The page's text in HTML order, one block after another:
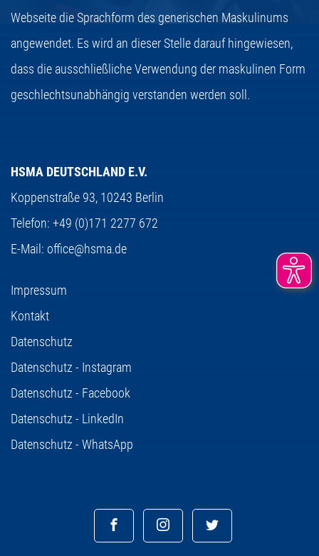
Webseite die Sprachform des generischen Maskulinums
angewendet. Es wird an dieser Stelle darauf hingewiesen,
dass die ausschließliche Verwendung der maskulinen Form
geschlechtsunabhängig verstanden werden soll.
HSMA DEUTSCHLAND E.V.
Koppenstraße 93, 10243 Berlin
Telefon: +49 (0)171 2277 672
E-Mail: office@hsma.de
Impressum
Kontakt
Datenschutz
Datenschutz - Instagram
Datenschutz - Facebook
Datenschutz - LinkedIn
Datenschutz - WhatsApp